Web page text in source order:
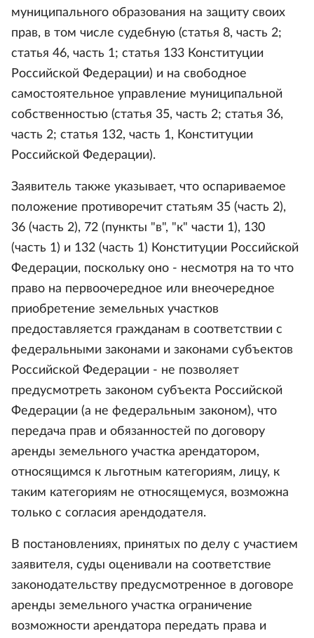
муниципального образования на защиту своих
прав, в том числе судебную (статья 8, часть 2;
статья 46, часть 1; статья 133 Конституции
Российской Федерации) и на свободное
самостоятельное управление муниципальной
собственностью (статья 35, часть 2; статья 36,
часть 2; статья 132, часть 1, Конституции
Российской Федерации).
Заявитель также указывает, что оспариваемое
положение противоречит статьям 35 (часть 2),
36 (часть 2), 72 (пункты "в", "к" части 1), 130
(часть 1) и 132 (часть 1) Конституции Российской
Федерации, поскольку оно - несмотря на то что
право на первоочередное или внеочередное
приобретение земельных участков
предоставляется гражданам в соответствии с
федеральными законами и законами субъектов
Российской Федерации - не позволяет
предусмотреть законом субъекта Российской
Федерации (а не федеральным законом), что
передача прав и обязанностей по договору
аренды земельного участка арендатором,
относящимся к льготным категориям, лицу, к
таким категориям не относящемуся, возможна
только с согласия арендодателя.
В постановлениях, принятых по делу с участием
заявителя, суды оценивали на соответствие
законодательству предусмотренное в договоре
аренды земельного участка ограничение
возможности арендатора передать права и